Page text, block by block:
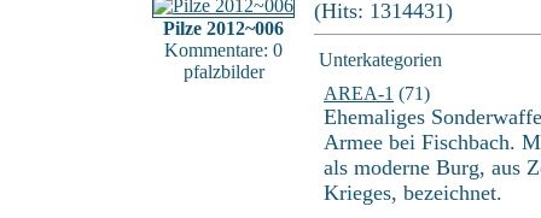
Pilze 2012~006
Kommentare: 0
pfalzbilder
(Hits: 1314431)
Unterkategorien
AREA-1 (71)
Ehemaliges
Armee bei Fischbach.
als moderne Burg, aus
Krieges, bezeichnet.